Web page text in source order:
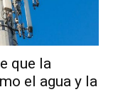
que la
el agua y la